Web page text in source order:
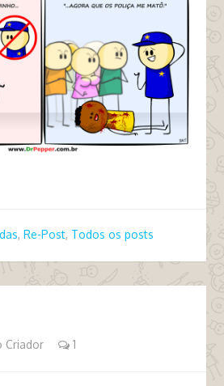
, Re-Post, Todos os posts
Criador 1